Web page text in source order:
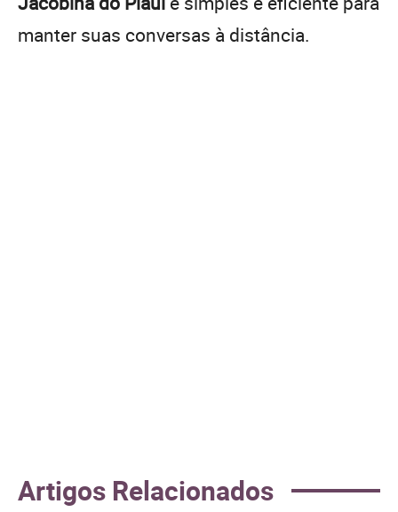
manter suas conversas à distância.
Artigos Relacionados